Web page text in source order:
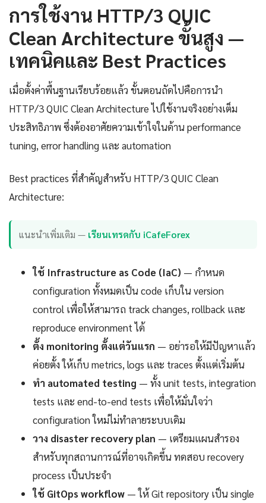
การใช้งาน HTTP/3 QUIC
Clean Architecture ขั้นสูง —
เทคนิคและ Best Practices
เมื่อตั้งค่าพื้นฐานเรียบร้อยแล้ว ขั้นตอนถัดไปคือการนำ
HTTP/3 QUIC Clean Architecture ไปใช้งานจริงอย่างเต็ม
ประสิทธิภาพ ซึ่งต้องอาศัยความเข้าใจในด้าน performance
tuning, error handling และ automation
Best practices ที่สำคัญสำหรับ HTTP/3 QUIC Clean
Architecture:
แนะนำเพิ่มเติม — เรียนเทรดกับ iCafeForex
ใช้ Infrastructure as Code (IaC) — กำหนด
configuration ทั้งหมดเป็น code เก็บใน version
control เพื่อให้สามารถ track changes, rollback และ
reproduce environment ได้
ตั้ง monitoring ตั้งแต่วันแรก — อย่ารอให้มีปัญหาแล้ว
ค่อยตั้ง ให้เก็บ metrics, logs และ traces ตั้งแต่เริ่มต้น
ทำ automated testing — ทั้ง unit tests, integration
tests และ end-to-end tests เพื่อให้มั่นใจว่า
configuration ใหม่ไม่ทำลายระบบเดิม
วาง disaster recovery plan — เตรียมแผนสำรอง
สำหรับทุกสถานการณ์ที่อาจเกิดขึ้น ทดสอบ recovery
process เป็นประจำ
ใช้ GitOps workflow — ให้ Git repository เป็น single